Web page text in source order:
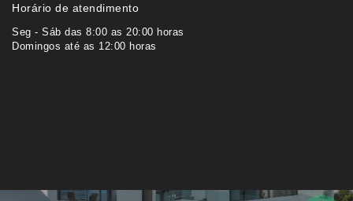
Horário de atendimento
Seg - Sáb das 8:00 as 20:00 horas
Domingos até as 12:00 horas